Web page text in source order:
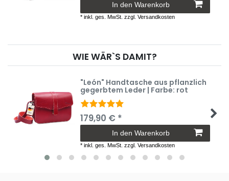
In den Warenkorb
*inkl. ges. MwSt. zzgl.Versandkosten
WIE WÄR`S DAMIT?
"León" Handtasche aus pflanzlich
gegerbtem Leder | Farbe: rot
179,90 € *
In den Warenkorb
*inkl. ges. MwSt. zzgl.Versandkosten